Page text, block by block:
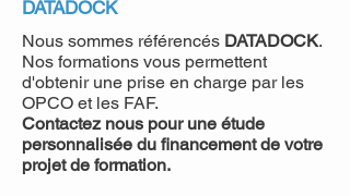
DATADOCK
Nous sommes référencés DATADOCK.
Nos formations vous permettent
d'obtenir une prise en charge par les
OPCO et les FAF.
Contactez nous pour une étude
personnalisée du financement de votre
projet de formation.